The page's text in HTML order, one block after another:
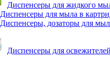
Диспенсеры для жидкого
Диспенсеры для мыла в
Диспенсеры, дозаторы для
Диспенсеры для